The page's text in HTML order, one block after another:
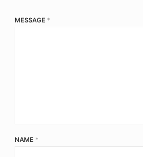
MESSAGE *
NAME *